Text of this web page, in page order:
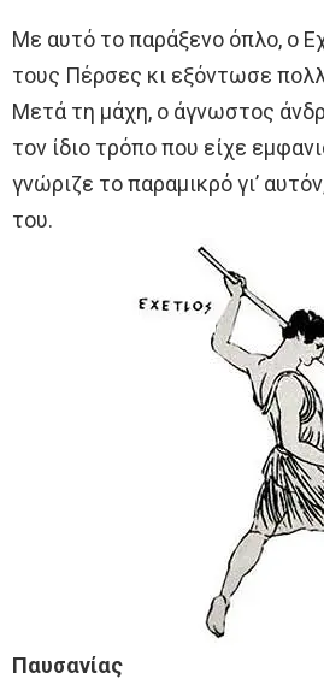
Με αυτό το παράξενο όπλο, ο
τους Πέρσες κι εξόντωσε
Μετά τη μάχη, ο άγνωστος
τον ίδιο τρόπο που είχε
γνώριζε το παραμικρό γι’
του.
Παυσανίας